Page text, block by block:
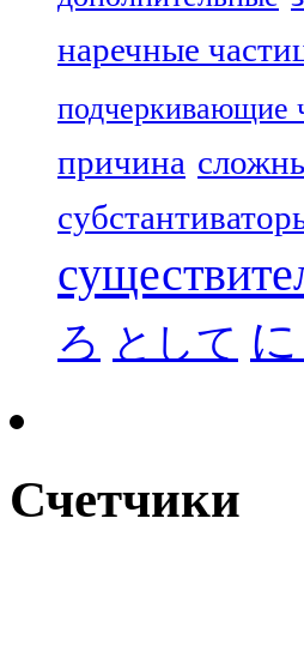
наречные
подчеркивающие
причина
ろ として
Счетчики